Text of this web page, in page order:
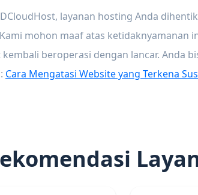
layanan hosting Anda
mohon maaf atas ketidaknyamanan
beroperasi dengan lancar. Anda
Cara Mengatasi Website yang Terkena